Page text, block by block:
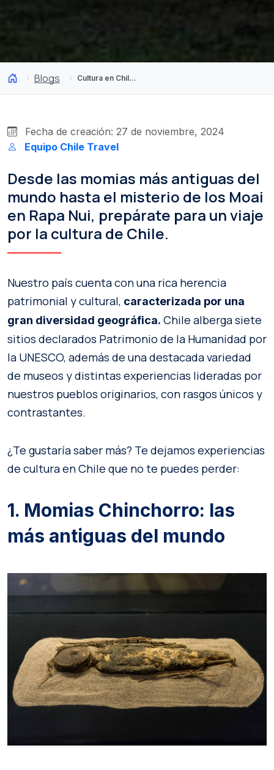
Blogs Cultura en Chile: un recorrido por sus pueblos, museos y tradiciones
Fecha de creación: 27 de noviembre, 2024
Equipo Chile Travel
Desde las momias más antiguas del
mundo hasta el misterio de los Moai
en Rapa Nui, prepárate para un viaje
por la cultura de Chile.
Nuestro país cuenta con una rica herencia
patrimonial y cultural, caracterizada por una
gran diversidad geográfica. Chile alberga siete
sitios declarados Patrimonio de la Humanidad por
la UNESCO, además de una destacada variedad
de museos y distintas experiencias lideradas por
nuestros pueblos originarios, con rasgos únicos y
contrastantes.
¿Te gustaría saber más? Te dejamos experiencias
de cultura en Chile que no te puedes perder:
1. Momias Chinchorro: las
más antiguas del mundo